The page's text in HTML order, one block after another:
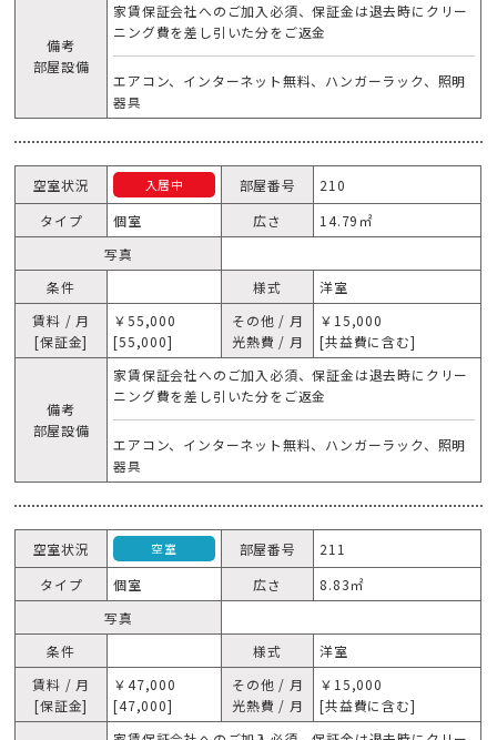
備考
部屋設備
家賃保証会社へのご加入必須、保証金は退去時にクリー
ニング費を差し引いた分をご返金
エアコン、インターネット無料、ハンガーラック、照明
器具
空室状況 入居中 部屋番号
210
タイプ
個室 広さ
14.79㎡
写真
条件
様式
洋室
賃料 / 月
[保証金]
￥55,000
[55,000]
その他 / 月
光熱費 / 月
￥15,000
[共益費に含む]
備考
部屋設備
家賃保証会社へのご加入必須、保証金は退去時にクリー
ニング費を差し引いた分をご返金
エアコン、インターネット無料、ハンガーラック、照明
器具
空室状況 空室 部屋番号
211
タイプ
個室 広さ
8.83㎡
写真
条件
様式
洋室
賃料 / 月
[保証金]
￥47,000
[47,000]
その他 / 月
光熱費 / 月
￥15,000
[共益費に含む]